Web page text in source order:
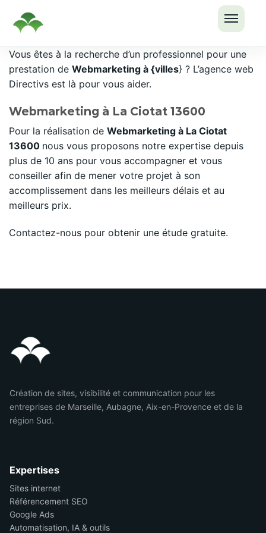
LE
Passer
au
contenu
Vous êtes à la recherche d’un professionnel pour une
prestation de Webmarketing à {villes} ? L’agence web
Directivs est là pour vous aider.
Webmarketing à La Ciotat 13600
Pour la réalisation de Webmarketing à La Ciotat
13600 nous vous proposons notre expertise depuis
plus de 10 ans pour vous accompagner et vous
conseiller afin de mener votre projet à son
accomplissement dans les meilleurs délais et au
meilleurs prix.
Contactez-nous pour obtenir une étude gratuite.
Création de sites, visibilité et communication pour les
entreprises de Marseille, Aubagne, Aix-en-Provence et de la
région Sud.
Expertises
Sites internet
Référencement SEO
Google Ads
Automatisation, IA & outils